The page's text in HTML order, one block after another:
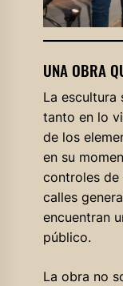
UNA OBRA
La escultura
tanto en lo
de los
en su
controles de
calles
encuentran
público.
La obra no